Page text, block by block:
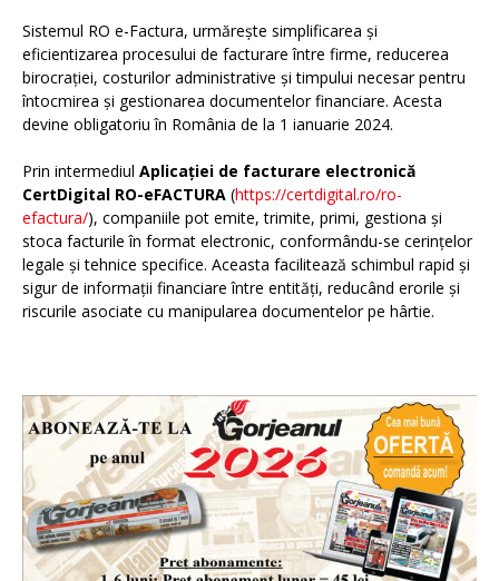
Sistemul RO e-Factura, urmărește simplificarea și
eficientizarea procesului de facturare între firme, reducerea
birocrației, costurilor administrative și timpului necesar pentru
întocmirea și gestionarea documentelor financiare. Acesta
devine obligatoriu în România de la 1 ianuarie 2024.
Prin intermediul Aplicației de facturare electronică
CertDigital RO-eFACTURA (https://certdigital.ro/ro-
efactura/), companiile pot emite, trimite, primi, gestiona și
stoca facturile în format electronic, conformându-se cerințelor
legale și tehnice specifice. Aceasta facilitează schimbul rapid și
sigur de informații financiare între entități, reducând erorile și
riscurile asociate cu manipularea documentelor pe hârtie.